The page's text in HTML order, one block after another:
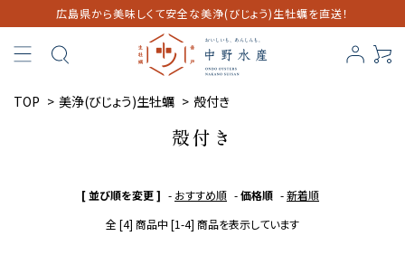
広島県から美味しくて安全な美浄(びじょう)生牡蠣を直送！
TOP > 美浄(びじょう)生牡蠣 > 殻付き
殻付き
[ 並び順を変更 ] - おすすめ順 -価格順 -新着順
全 [4] 商品中 [1-4] 商品を表示しています